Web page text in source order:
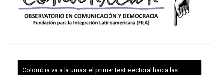
Colombia va a la urnas: el primer test electoral hacia las